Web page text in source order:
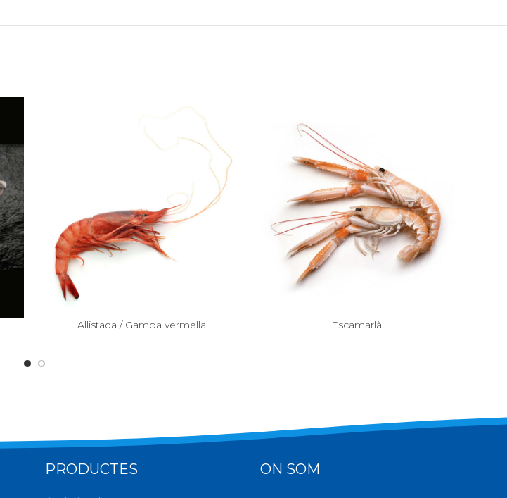
Allistada / Gamba vermella Escamarlà
PRODUCTES ON SOM